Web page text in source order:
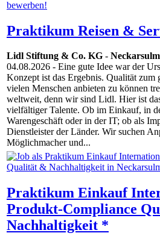
Praktikum Reisen &
Lidl Stiftung & Co. KG - Neckarsulm
04.08.2026 - Eine gute Idee war der
Konzept ist das Ergebnis. Qualität zum
vielen Menschen anbieten zu können
weltweit, denn wir sind Lidl. Hier ist
vielfältiger Talente. Ob im Einkauf, in
Warengeschäft oder in der IT; ob als
Dienstleister der Länder. Wir suchen
Möglichmacher und...
Praktikum Einkauf
Produkt-Compliance
Nachhaltigkeit *